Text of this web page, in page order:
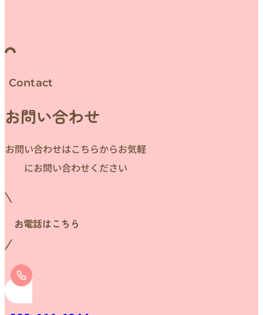
Contact
お問い合わせ
お問い合わせはこちらからお気軽
にお問い合わせください
お電話はこちら